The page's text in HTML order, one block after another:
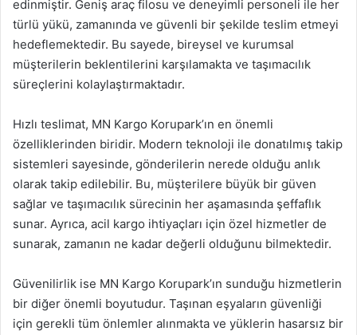
edinmiştir. Geniş araç filosu ve deneyimli personeli ile her
türlü yükü, zamanında ve güvenli bir şekilde teslim etmeyi
hedeflemektedir. Bu sayede, bireysel ve kurumsal
müşterilerin beklentilerini karşılamakta ve taşımacılık
süreçlerini kolaylaştırmaktadır.
Hızlı teslimat, MN Kargo Korupark’ın en önemli
özelliklerinden biridir. Modern teknoloji ile donatılmış takip
sistemleri sayesinde, gönderilerin nerede olduğu anlık
olarak takip edilebilir. Bu, müşterilere büyük bir güven
sağlar ve taşımacılık sürecinin her aşamasında şeffaflık
sunar. Ayrıca, acil kargo ihtiyaçları için özel hizmetler de
sunarak, zamanın ne kadar değerli olduğunu bilmektedir.
Güvenilirlik ise MN Kargo Korupark’ın sunduğu hizmetlerin
bir diğer önemli boyutudur. Taşınan eşyaların güvenliği
için gerekli tüm önlemler alınmakta ve yüklerin hasarsız bir